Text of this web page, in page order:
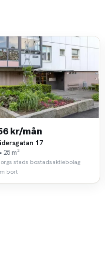
kr/mån
17
25 m²
stads bostadsaktiebolag
bort